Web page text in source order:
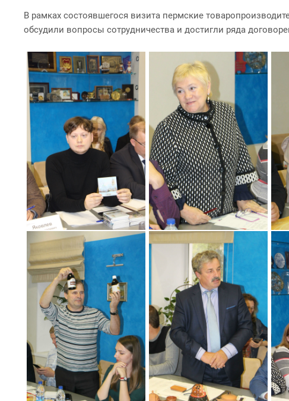
В рамках состоявшегося визита пермские
обсудили вопросы сотрудничества и достигли ряда